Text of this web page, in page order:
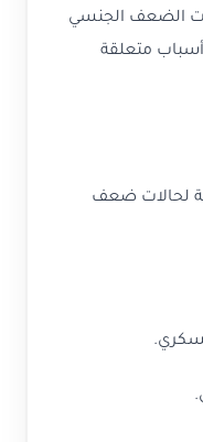
الضعف الجنسي
متعلقة
لحالات ضعف